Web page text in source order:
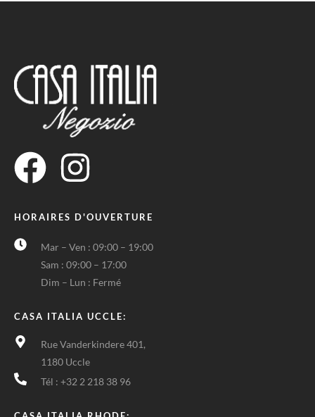
HORAIRES D'OUVERTURE
Mar – Ven : 09:00 – 19:00
Sam : 09:00 – 17:00
Dim – Lun : Fermé
CASA ITALIA UCCLE:
Rue Vanderkindere 401,
1180 Uccle
Tél : +32 2 218 38 96